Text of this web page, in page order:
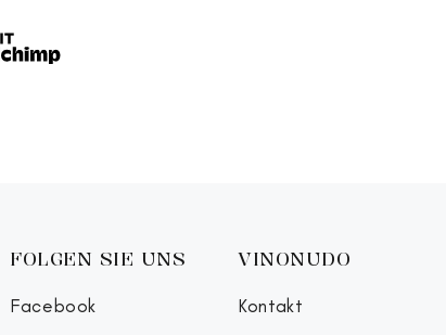
FOLGEN SIE UNS
Facebook
VINONUDO
Kontakt